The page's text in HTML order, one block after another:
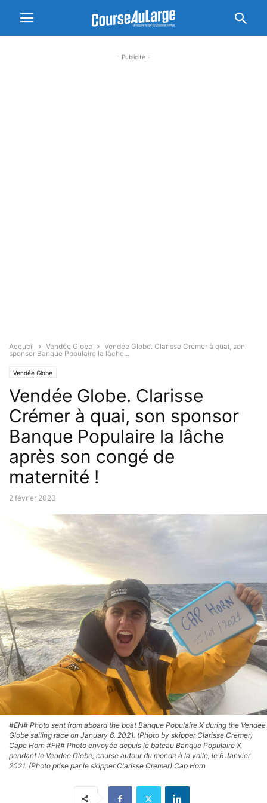
- Publicité -
Accueil Vendée Globe
Vendée Globe. Clarisse Crémer à quai, son
sponsor Banque Populaire la lâche...
Vendée Globe
Vendée Globe. Clarisse
Crémer à quai, son sponsor
Banque Populaire la lâche
après son congé de
maternité !
2 février 2023
#EN# Photo sent from aboard the boat Banque Populaire X during the Vendee
Globe sailing race on January 6, 2021. (Photo by skipper Clarisse Cremer)
Cape Horn #FR# Photo envoyée depuis le bateau Banque Populaire X
pendant le Vendee Globe, course autour du monde à la voile, le 6 Janvier
2021. (Photo prise par le skipper Clarisse Cremer) Cap Horn